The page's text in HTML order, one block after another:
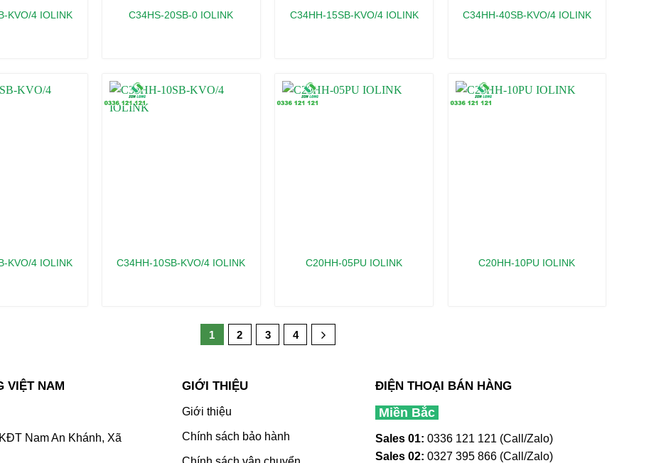
KVO/4 IOLINK C34HS-20SB-0 IOLINK C34HH-15SB-KVO/4 IOLINK C34HH-40SB-KVO/4 IOLINK
KVO/4 IOLINK C34HH-10SB-KVO/4 IOLINK C20HH-05PU IOLINK C20HH-10PU IOLINK
1 2 3 4
VIỆT NAM
Nam An Khánh, Xã
GIỚI THIỆU
Giới thiệu
Chính sách bảo hành
ĐIỆN THOẠI BÁN HÀNG
Miền Bắc
Sales 01: 0336 121 121 (Call/Zalo)
Sales 02: 0327 395 866 (Call/Zalo)